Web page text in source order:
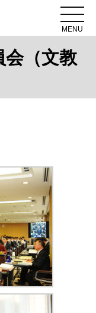
MENU
会（文教